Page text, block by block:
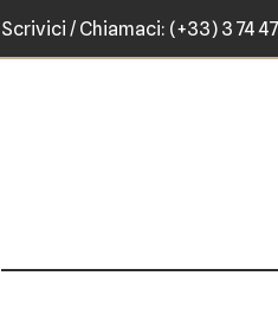
Scrivici / Chiamaci: (+33) 3 74